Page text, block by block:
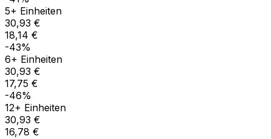
5+ Einheiten
30,93 €
18,14 €
-43%
6+ Einheiten
30,93 €
17,75 €
-46%
12+ Einheiten
30,93 €
16,78 €